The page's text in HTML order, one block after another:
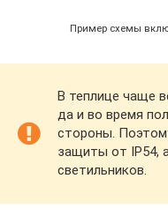
Пример схемы
В теплице чаще
да и во время
стороны.
защиты от IP54,
светильников.